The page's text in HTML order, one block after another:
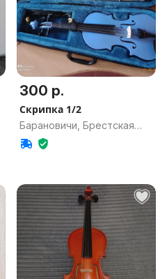
300 р.
Скрипка 1/2
Барановичи, Брестская
обл.